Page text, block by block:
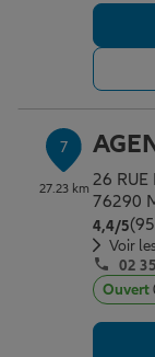
7
27.23 km 26 RUE
76290
4,4/5Note
Voir
02
Ouvert